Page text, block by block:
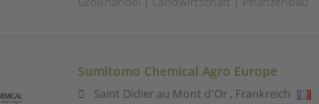
Sumitomo Chemical Agro Europe
Saint Didier au Mont d'Or, Frankreich